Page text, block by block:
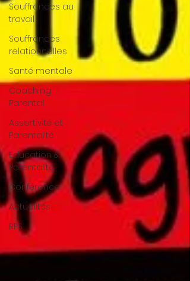
Souffrances au
travail
Souffrances
relationnelles
Santé mentale
Coaching
Parental
Assertivité et
Parentalité
Education &
Parentalité
Conférence
Actualités
RPS